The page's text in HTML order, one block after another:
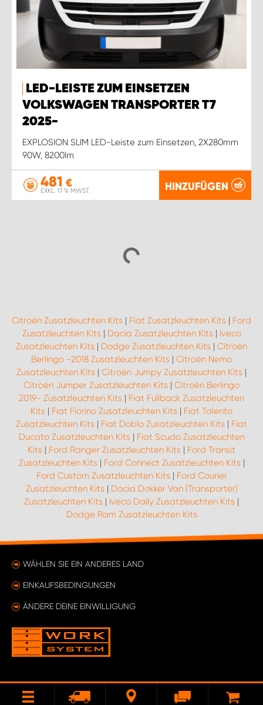
LED-LEISTE ZUM EINSETZEN
VOLKSWAGEN TRANSPORTER T7
2025-
EXPLOSION SLIM LED-Leiste zum Einsetzen, 2X280mm
90W, 8200lm
481 €
EXKL. 17 % MWST. HINZUFÜGEN
Citroën Zusatzleuchten Kits | Fiat Zusatzleuchten Kits | Ford
Zusatzleuchten Kits | Dacia Zusatzleuchten Kits | Iveco
Zusatzleuchten Kits | Dodge Zusatzleuchten Kits | Citroën
Berlingo -2018 Zusatzleuchten Kits | Citroën Nemo
Zusatzleuchten Kits | Citroën Jumpy Zusatzleuchten Kits |
Citroën Jumper Zusatzleuchten Kits | Citroën Berlingo
2019- Zusatzleuchten Kits | Fiat Fullback Zusatzleuchten
Kits | Fiat Fiorino Zusatzleuchten Kits | Fiat Talento
Zusatzleuchten Kits | Fiat Doblo Zusatzleuchten Kits | Fiat
Ducato Zusatzleuchten Kits | Fiat Scudo Zusatzleuchten
Kits | Ford Ranger Zusatzleuchten Kits | Ford Transit
Zusatzleuchten Kits | Ford Connect Zusatzleuchten Kits |
Ford Custom Zusatzleuchten Kits | Ford Courier
Zusatzleuchten Kits | Dacia Dokker Van (Transporter)
Zusatzleuchten Kits | Iveco Daily Zusatzleuchten Kits |
Dodge Ram Zusatzleuchten Kits
WÄHLEN SIE EIN ANDERES LAND
EINKAUFSBEDINGUNGEN
ÄNDERE DEINE EINWILLIGUNG